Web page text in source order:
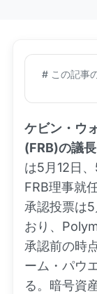
# この記事
ケビン・ウ
(FRB)の議
は5月12日
FRB理事就
承認投票は
おり、
承認前の時
ーム・パウ
る。暗号資